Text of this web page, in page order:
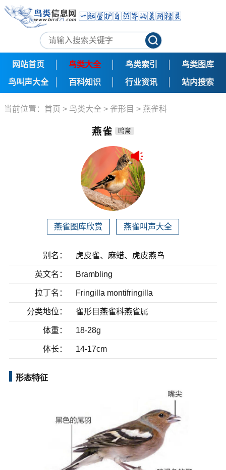
网站首页 鸟类大全 鸟类索引 鸟类图库
鸟叫声大全 百科知识 行业资讯 站内搜索
当前位置： 首页 > 鸟类大全 > 雀形目 > 燕雀科
燕雀 鸣禽
燕雀图库欣赏 燕雀叫声大全
别名： 虎皮雀、麻蜡、虎皮燕鸟
英文名： Brambling
拉丁名： Fringilla montifringilla
分类地位： 雀形目燕雀科燕雀属
体重： 18-28g
体长： 14-17cm
形态特征